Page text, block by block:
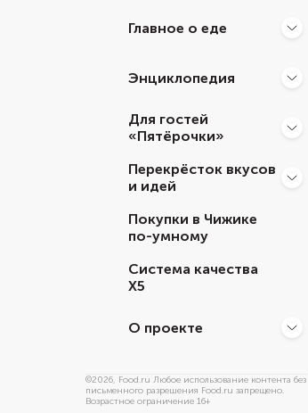
Главное о еде
Энциклопедия
Для гостей
«Пятёрочки»
Перекрёсток вкусов
и идей
Покупки в Чижике
по-умному
Система качества
Х5
О проекте
©2026, Food.ru Любое использование контента без
письменного разрешения Food.ru запрещено.
Возрастное ограничение 16+